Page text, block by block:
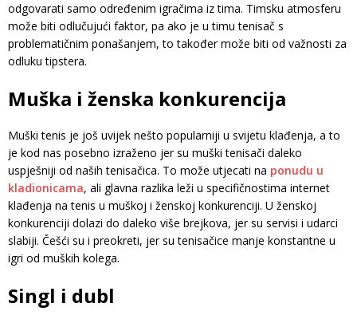
odgovarati samo određenim igračima iz tima. Timsku atmosferu
može biti odlučujući faktor, pa ako je u timu tenisač s
problematičnim ponašanjem, to također može biti od važnosti za
odluku tipstera.
Muška i ženska konkurencija
Muški tenis je još uvijek nešto popularniji u svijetu klađenja, a to
je kod nas posebno izraženo jer su muški tenisači daleko
uspješniji od naših tenisačica. To može utjecati na ponudu u
kladionicama, ali glavna razlika leži u specifičnostima internet
klađenja na tenis u muškoj i ženskoj konkurenciji. U ženskoj
konkurenciji dolazi do daleko više brejkova, jer su servisi i udarci
slabiji. Češći su i preokreti, jer su tenisačice manje konstantne u
igri od muških kolega.
Singl i dubl